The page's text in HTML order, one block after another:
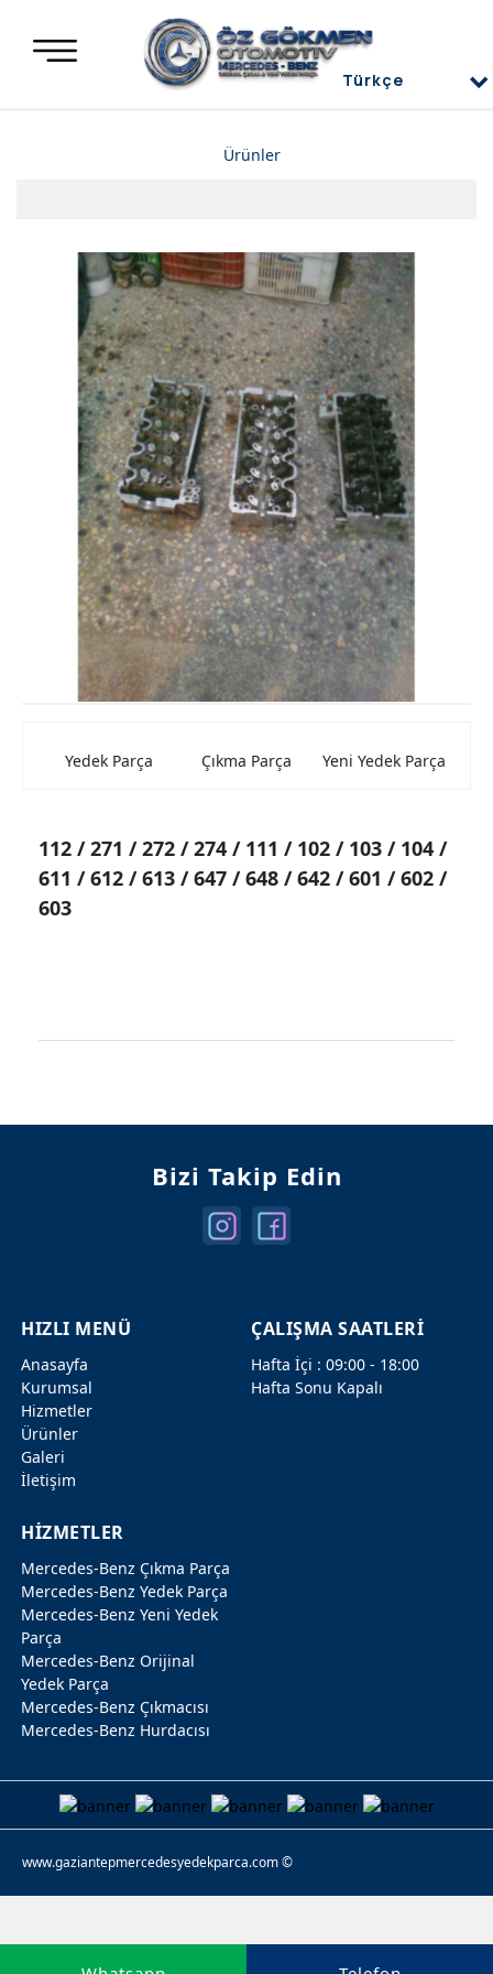
Ürünler
Mercedes Motor Aksamları ve Komple Motorlar
Mercedes Difransiyel
Mercedes Üst Kapaklar
Mercedes Direksiyon Power
Mercedes Radyatör ve İnterkol
Mercedes Ön ve Arka Tampon
Mercedes Kaporta Aksamları
Mercedes Elektrik Aksamları
Mercedes Beyin
Mercedes Farlar ve Stop Lambası
Mercedes Şarz ve Marş Dinamolar
Mercedes Cam Krikosu
Mercedes Jantlar
Mercedes Konsollar
Yedek Parça Çıkma Parça Yeni Yedek Parça
112 / 271 / 272 / 274 / 111 / 102 / 103 / 104 /
611 / 612 / 613 / 647 / 648 / 642 / 601 / 602 /
603
Türkçe
English
Bizi Takip Edin
HIZLI MENÜ
Anasayfa
Kurumsal
Hizmetler
Ürünler
Galeri
İletişim
ÇALIŞMA SAATLERİ
Hafta İçi : 09:00 - 18:00
Hafta Sonu Kapalı
HİZMETLER
Mercedes-Benz Çıkma Parça
Mercedes-Benz Yedek Parça
Mercedes-Benz Yeni Yedek
Parça
Mercedes-Benz Orijinal
Yedek Parça
Mercedes-Benz Çıkmacısı
Mercedes-Benz Hurdacısı
www.gaziantepmercedesyedekparca.com ©